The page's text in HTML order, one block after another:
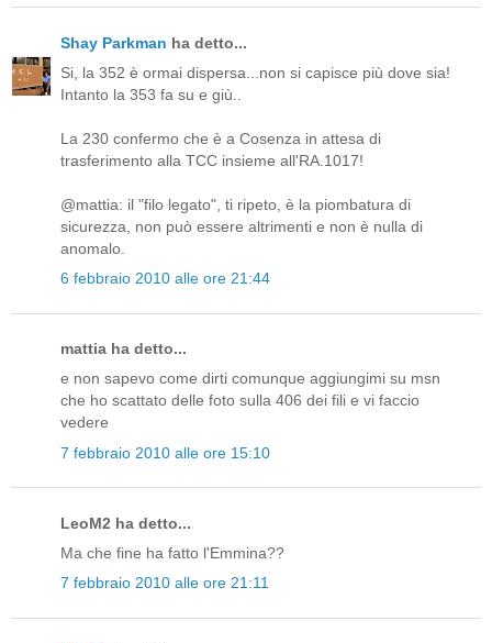
Shay Parkman ha detto...
Si, la 352 è ormai dispersa...non si capisce più dove sia!
Intanto la 353 fa su e giù..
La 230 confermo che è a Cosenza in attesa di
trasferimento alla TCC insieme all'RA.1017!
@mattia: il "filo legato", ti ripeto, è la piombatura di
sicurezza, non può essere altrimenti e non è nulla di
anomalo.
6 febbraio 2010 alle ore 21:44
mattia ha detto...
e non sapevo come dirti comunque aggiungimi su msn
che ho scattato delle foto sulla 406 dei fili e vi faccio
vedere
7 febbraio 2010 alle ore 15:10
LeoM2 ha detto...
Ma che fine ha fatto l'Emmina??
7 febbraio 2010 alle ore 21:11